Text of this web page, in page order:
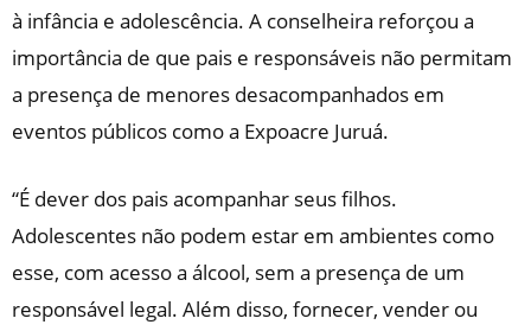
à infância e adolescência. A conselheira reforçou a
importância de que pais e responsáveis não permitam
a presença de menores desacompanhados em
eventos públicos como a Expoacre Juruá.
“É dever dos pais acompanhar seus filhos.
Adolescentes não podem estar em ambientes como
esse, com acesso a álcool, sem a presença de um
responsável legal. Além disso, fornecer, vender ou